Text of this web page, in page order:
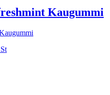
Kaugummi